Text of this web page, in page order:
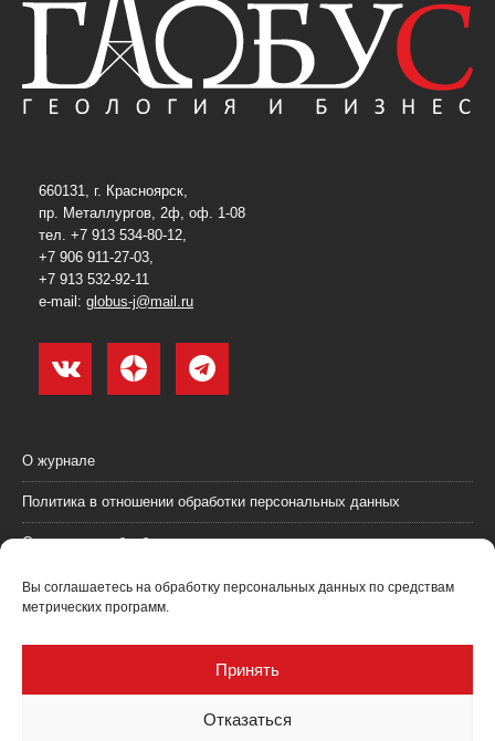
Вы соглашаетесь на обработку персональных данных по средствам
метрических программ.
Принять
Отказаться
660131, г. Красноярск,
пр. Металлургов, 2ф, оф. 1-08
тел. +7 913 534-80-12,
+7 906 911-27-03,
+7 913 532-92-11
e-mail: globus-j@mail.ru
О журнале
Политика в отношении обработки персональных данных
Согласие на обработку персональных данных
Пользовательское соглашение (оферта)